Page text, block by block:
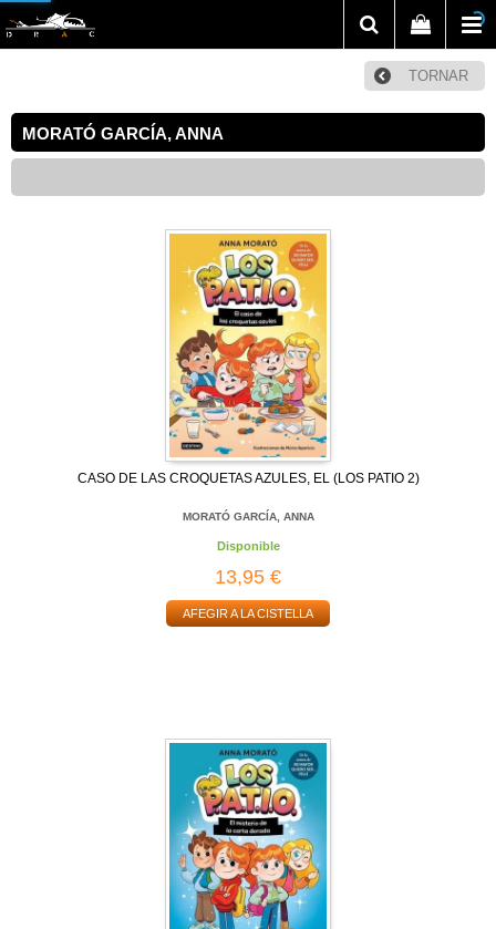
TORNAR
MORATÓ GARCÍA, ANNA
CASO DE LAS CROQUETAS AZULES, EL (LOS PATIO 2)
MORATÓ GARCÍA, ANNA
Disponible
13,95 €
AFEGIR A LA CISTELLA